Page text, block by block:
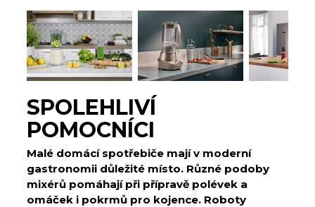
SPOLEHLIVÍ
POMOCNÍCI
Malé domácí spotřebiče mají v moderní
gastronomii důležité místo. Různé podoby
mixérů pomáhají při přípravě polévek a
omáček i pokrmů pro kojence. Roboty